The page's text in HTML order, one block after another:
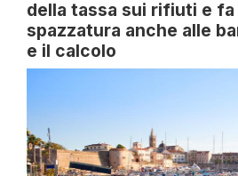
della tassa sui rifiuti e fa
spazzatura anche alle
e il calcolo